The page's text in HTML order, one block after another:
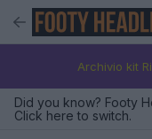
Archivio kit
Did you know? Footy
Click here to switch.